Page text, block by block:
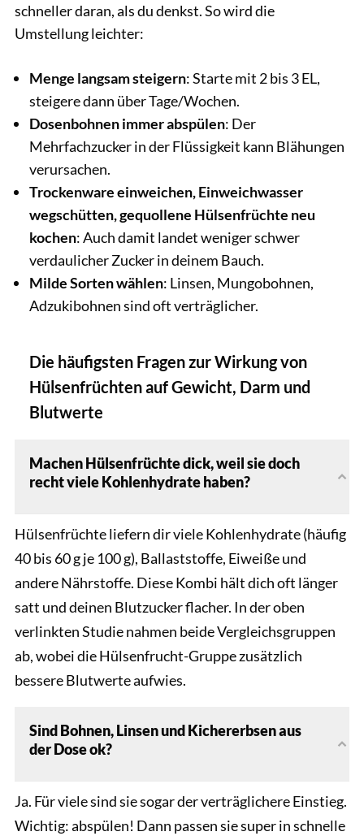
schneller daran, als du denkst. So wird die
Umstellung leichter:
Menge langsam steigern: Starte mit 2 bis 3 EL,
steigere dann über Tage/Wochen.
Dosenbohnen immer abspülen: Der
Mehrfachzucker in der Flüssigkeit kann Blähungen
verursachen.
Trockenware einweichen, Einweichwasser
wegschütten, gequollene Hülsenfrüchte neu
kochen: Auch damit landet weniger schwer
verdaulicher Zucker in deinem Bauch.
Milde Sorten wählen: Linsen, Mungobohnen,
Adzukibohnen sind oft verträglicher.
Die häufigsten Fragen zur Wirkung von
Hülsenfrüchten auf Gewicht, Darm und
Blutwerte
Machen Hülsenfrüchte dick, weil sie doch
recht viele Kohlenhydrate haben?
Hülsenfrüchte liefern dir viele Kohlenhydrate (häufig
40 bis 60 g je 100 g), Ballaststoffe, Eiweiße und
andere Nährstoffe. Diese Kombi hält dich oft länger
satt und deinen Blutzucker flacher. In der oben
verlinkten Studie nahmen beide Vergleichsgruppen
ab, wobei die Hülsenfrucht-Gruppe zusätzlich
bessere Blutwerte aufwies.
Sind Bohnen, Linsen und Kichererbsen aus
der Dose ok?
Ja. Für viele sind sie sogar der verträglichere Einstieg.
Wichtig: abspülen! Dann passen sie super in schnelle